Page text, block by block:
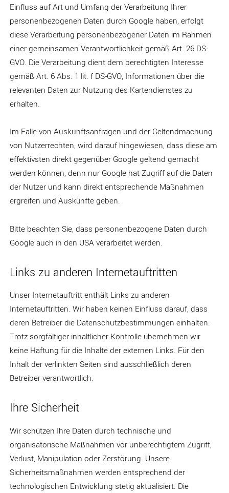
Einfluss auf Art und Umfang der Verarbeitung Ihrer
personenbezogenen Daten durch Google haben, erfolgt
diese Verarbeitung personenbezogener Daten im Rahmen
einer gemeinsamen Verantwortlichkeit gemäß Art. 26 DS-
GVO. Die Verarbeitung dient dem berechtigten Interesse
gemäß Art. 6 Abs. 1 lit. f DS-GVO, Informationen über die
relevanten Daten zur Nutzung des Kartendienstes zu
erhalten.
Im Falle von Auskunftsanfragen und der Geltendmachung
von Nutzerrechten, wird darauf hingewiesen, dass diese am
effektivsten direkt gegenüber Google geltend gemacht
werden können, denn nur Google hat Zugriff auf die Daten
der Nutzer und kann direkt entsprechende Maßnahmen
ergreifen und Auskünfte geben.
Bitte beachten Sie, dass personenbezogene Daten durch
Google auch in den USA verarbeitet werden.
Links zu anderen Internetauftritten
Unser Internetauftritt enthält Links zu anderen
Internetauftritten. Wir haben keinen Einfluss darauf, dass
deren Betreiber die Datenschutzbestimmungen einhalten.
Trotz sorgfältiger inhaltlicher Kontrolle übernehmen wir
keine Haftung für die Inhalte der externen Links. Für den
Inhalt der verlinkten Seiten sind ausschließlich deren
Betreiber verantwortlich.
Ihre Sicherheit
Wir schützen Ihre Daten durch technische und
organisatorische Maßnahmen vor unberechtigtem Zugriff,
Verlust, Manipulation oder Zerstörung. Unsere
Sicherheitsmaßnahmen werden entsprechend der
technologischen Entwicklung stetig aktualisiert. Die